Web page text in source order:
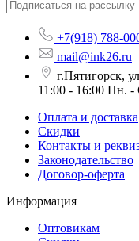
+7(918) 788-
mail@ink26.ru
г.Пятигорск,
11:00 - 16:00 Пн. -
Оплата и доставка
Скидки
Контакты и
Законодательство
Договор-оферта
Информация
Оптовикам